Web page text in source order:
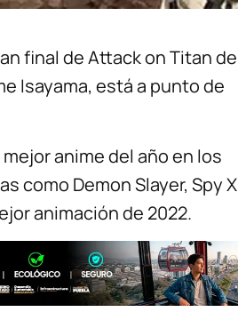
final de Attack on Titan de
Isayama, está a punto de
anime del año en los
como Demon Slayer, Spy X
animación de 2022.